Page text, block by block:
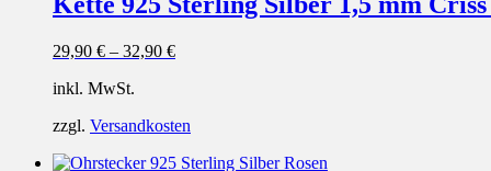
29,90 € – 32,90 €
inkl. MwSt.
zzgl. Versandkosten